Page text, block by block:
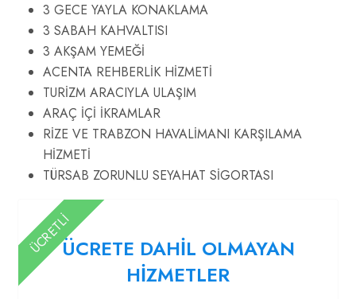
3 GECE YAYLA KONAKLAMA
3 SABAH KAHVALTISI
3 AKŞAM YEMEĞİ
ACENTA REHBERLİK HİZMETİ
TURİZM ARACIYLA ULAŞIM
ARAÇ İÇİ İKRAMLAR
RİZE VE TRABZON HAVALİMANI KARŞILAMA
HİZMETİ
TÜRSAB ZORUNLU SEYAHAT SİGORTASI
ÜCRETLİÜCRETE DAHİL OLMAYAN
HİZMETLER